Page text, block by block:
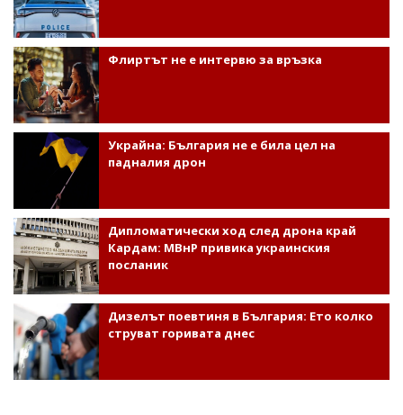
Флиртът не е интервю за връзка
Украйна: България не е била цел на
падналия дрон
Дипломатически ход след дрона край
Кардам: МВнР привика украинския
посланик
Дизелът поевтиня в България: Ето колко
струват горивата днес